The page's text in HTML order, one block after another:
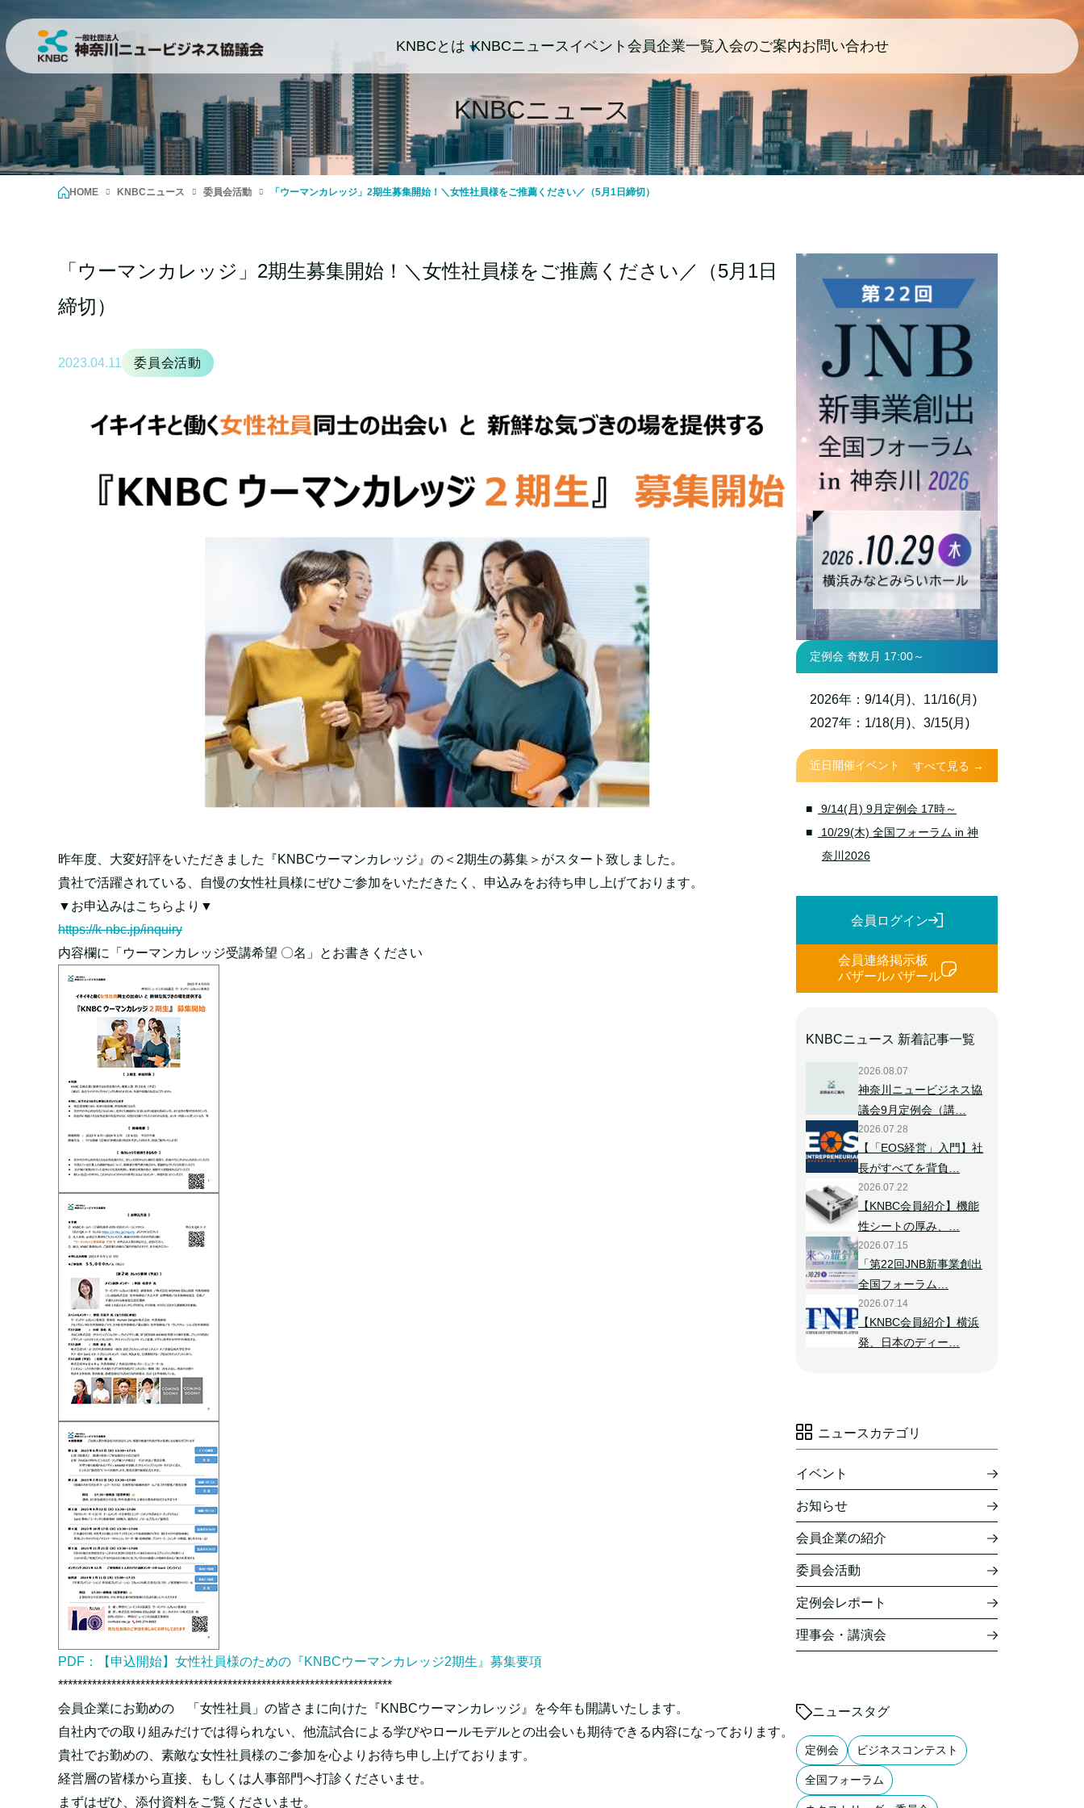
KNBCとは KNBCニュース イベント 会員企業一覧 入会のご案内お問い合わせ
KNBCニュース
HOME KNBCニュース 委員会活動 「ウーマンカレッジ」2期生募集開始！＼女性社員様をご推薦ください／（5月1日締切）
「ウーマンカレッジ」2期生募集開始！＼女性社員様をご推薦ください／（5月1日
締切）
2023.04.11 委員会活動
昨年度、大変好評をいただきました『KNBCウーマンカレッジ』の＜2期生の募集＞がスタート致しました。
貴社で活躍されている、自慢の女性社員様にぜひご参加をいただきたく、申込みをお待ち申し上げております。
▼お申込みはこちらより▼
https://k-nbc.jp/inquiry
内容欄に「ウーマンカレッジ受講希望 〇名」とお書きください
PDF：【申込開始】女性社員様のための『KNBCウーマンカレッジ2期生』募集要項
*********************************************************************
会員企業にお勤めの 「女性社員」の皆さまに向けた『KNBCウーマンカレッジ』を今年も開講いたします。
自社内での取り組みだけでは得られない、他流試合による学びやロールモデルとの出会いも期待できる内容になっております。
貴社でお勤めの、素敵な女性社員様のご参加を心よりお待ち申し上げております。
経営層の皆様から直接、もしくは人事部門へ打診くださいませ。
まずはぜひ、添付資料をご覧くださいませ。
定例会 奇数月 17:00～
2026年：9/14(月)、11/16(月)
2027年：1/18(月)、3/15(月)
近日開催イベント すべて見る →
9/14(月) 9月定例会 17時～
10/29(木) 全国フォーラム in 神
奈川2026
会員ログイン
会員連絡掲示板
バザールバザール
KNBCニュース 新着記事一覧
2026.08.07
神奈川ニュービジネス協
議会9月定例会（講…
2026.07.28
【「EOS経営」入門】社
長がすべてを背負…
2026.07.22
【KNBC会員紹介】機能
性シートの厚み、…
2026.07.15
「第22回JNB新事業創出
全国フォーラム…
2026.07.14
【KNBC会員紹介】横浜
発、日本のディー…
ニュースカテゴリ
イベント
お知らせ
会員企業の紹介
委員会活動
定例会レポート
理事会・講演会
ニュースタグ
定例会 ビジネスコンテスト
全国フォーラム